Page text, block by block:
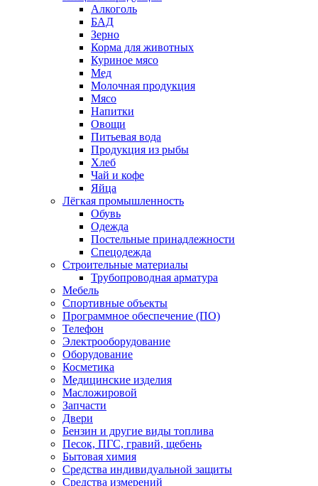
Алкоголь
БАД
Зерно
Корма для животных
Куриное мясо
Мед
Молочная продукция
Мясо
Напитки
Овощи
Питьевая вода
Продукция из рыбы
Хлеб
Чай и кофе
Яйца
Лёгкая промышленность
Обувь
Одежда
Постельные принадлежности
Спецодежда
Строительные материалы
Трубопроводная арматура
Мебель
Спортивные объекты
Программное обеспечение (ПО)
Телефон
Электрооборудование
Оборудование
Косметика
Медицинские изделия
Масложировой
Запчасти
Двери
Бензин и другие виды топлива
Песок, ПГС, гравий, щебень
Бытовая химия
Средства индивидуальной защиты
Средства измерений